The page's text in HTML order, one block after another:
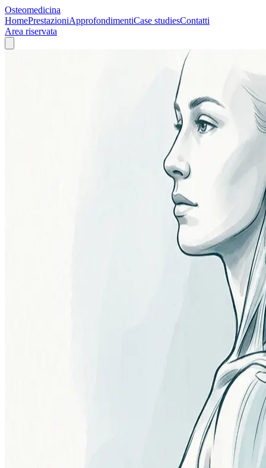
Osteomedicina
HomePrestazioniApprofondimentiCase studiesContatti
Area riservata